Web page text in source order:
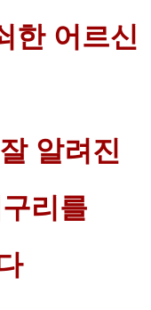
한 어르신
알려진
리를